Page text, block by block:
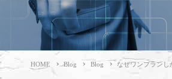
HOME Blog Blog なぜワンプランし